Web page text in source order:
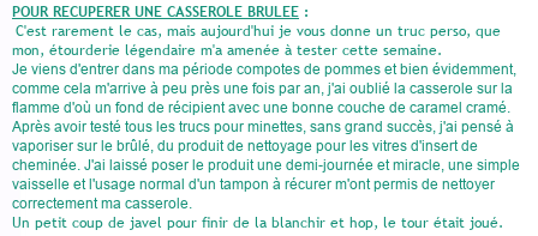
POUR RECUPERER UNE CASSEROLE BRULEE :
C'est rarement le cas, mais aujourd'hui je vous donne un truc perso, que
mon, étourderie légendaire m'a amenée à tester cette semaine.
Je viens d'entrer dans ma période compotes de pommes et bien évidemment,
comme cela m'arrive à peu près une fois par an, j'ai oublié la casserole sur la
flamme d'où un fond de récipient avec une bonne couche de caramel cramé.
Après avoir testé tous les trucs pour minettes, sans grand succès, j'ai pensé à
vaporiser sur le brûlé, du produit de nettoyage pour les vitres d'insert de
cheminée. J'ai laissé poser le produit une demi-journée et miracle, une simple
vaisselle et l'usage normal d'un tampon à récurer m'ont permis de nettoyer
correctement ma casserole.
Un petit coup de javel pour finir de la blanchir et hop, le tour était joué.